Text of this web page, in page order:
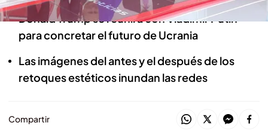
Donald Trump se reunirá con Vladimir Putin
para concretar el futuro de Ucrania
Las imágenes del antes y el después de los
retoques estéticos inundan las redes
Compartir